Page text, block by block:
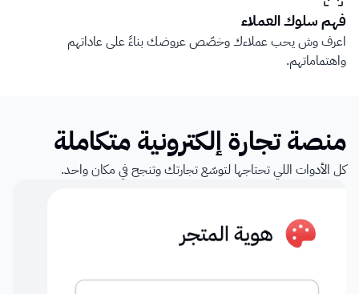
فهم سلوك العملاء
واهتماماتهم.
منصة تجارة إلكترونية متكاملة
كل الأدوات اللي تحتاجها لتوسّع تجارتك وتنجح في مكان واحد.